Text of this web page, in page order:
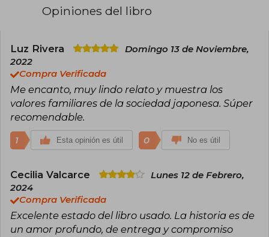
Francesa. Suzuran (Canada-Japan Literary
entre las hijas del matrimonio protagonista de
Con Una joven en Tokio, añadimos un capítulo
más a la historia de la familia Niré, un fresco que
nos sumerge en el Japón actual en un relato
lleno de sutileza, engañosamente ligero, del
que emerge una poderosa protagonista.
Opiniones del libro
Luz Rivera
Domingo 13 de Noviembre,
2022
Compra Verificada
Me encanto, muy lindo relato y muestra los
valores familiares de la sociedad japonesa. Súper
recomendable.
1 Esta opinión es útil 0 No es útil
Cecilia Valcarce
Lunes 12 de Febrero,
2024
Compra Verificada
Excelente estado del libro usado. La historia es de
un amor profundo, de entrega y compromiso